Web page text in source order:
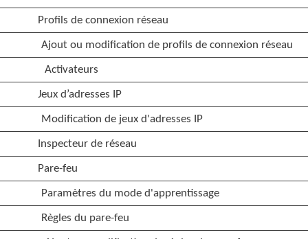
Profils de connexion réseau
Ajout ou modification de profils de connexion réseau
Activateurs
Jeux d’adresses IP
Modification de jeux d'adresses IP
Inspecteur de réseau
Pare-feu
Paramètres du mode d'apprentissage
Règles du pare-feu